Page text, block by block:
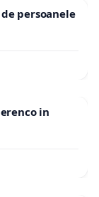
migranţilor
în lipsa
persoanele
in